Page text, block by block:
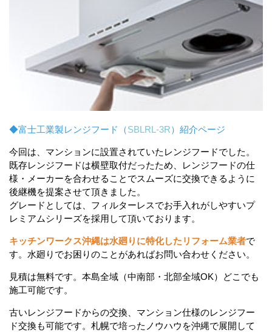
◆富士工業製レンジフード（SBLRL-3R）紹介ページ
今回は、マンションに設置されていたレンジフードでした。
既存レンジフードは横壁取付だったため、レンジフードの仕
様・メーカーを合わせることでスムーズに交換できるように
後継機を提案させて頂きました。
グレードとしては、フィルターレスでお手入れがしやすいプ
レミアムシリーズを採用して頂いております。
キッチンワークス沖縄は水廻りに特化したリフォーム業者で
す。水廻りでお困りのことがあればお問い合わせください。
見積は無料です。本島全域（中南部・北部全域OK）どこでも
施工可能です。
古いレンジフードからの交換、マンション仕様のレンジフー
ド交換も可能です。札幌で培ったノウハウを沖縄で展開して